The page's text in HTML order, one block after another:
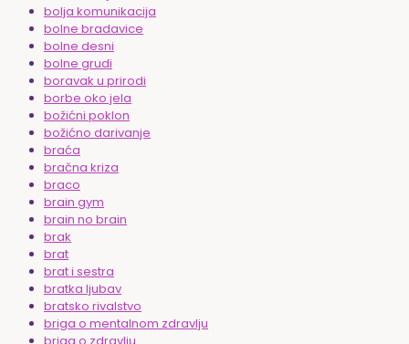
bolja komunikacija
bolne bradavice
bolne desni
bolne grudi
boravak u prirodi
borbe oko jela
božićni poklon
božićno darivanje
braća
bračna kriza
braco
brain gym
brain no brain
brak
brat
brat i sestra
bratka ljubav
bratsko rivalstvo
briga o mentalnom zdravlju